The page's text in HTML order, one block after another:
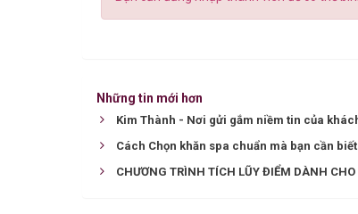
Những tin mới hơn
Kim Thành - Nơi gửi gắm niềm tin của
Cách Chọn khăn spa chuẩn mà bạn cần biết
CHƯƠNG TRÌNH TÍCH LŨY ĐIỂM DÀNH